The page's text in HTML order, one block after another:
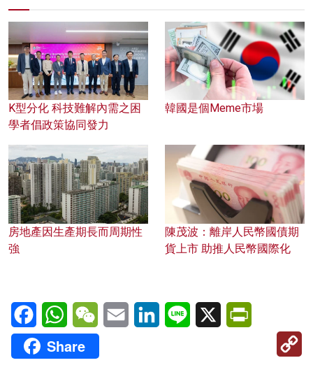
K型分化 科技難解內需之困
學者倡政策協同發力
韓國是個Meme市場
房地產因生產期長而周期性
強
陳茂波：離岸人民幣國債期
貨上市 助推人民幣國際化
FacebookWhatsAppWeChatEmail LinkedInLine X
Share